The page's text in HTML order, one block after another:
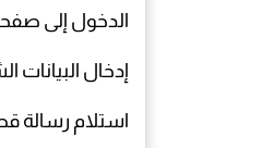
الدخول إلى
إدخال البيانات
استلام رسالة